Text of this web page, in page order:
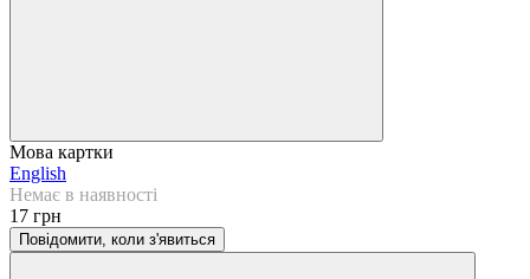
Мова картки
English
Немає в наявності
17 грн
Повідомити, коли з'явиться